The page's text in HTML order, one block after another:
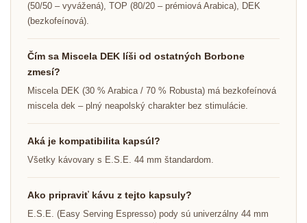
(50/50 – vyvážená), TOP (80/20 – prémiová Arabica), DEK
(bezkofeínová).
Čím sa Miscela DEK líši od ostatných Borbone
zmesí?
Miscela DEK (30 % Arabica / 70 % Robusta) má bezkofeínová
miscela dek – plný neapolský charakter bez stimulácie.
Aká je kompatibilita kapsúl?
Všetky kávovary s E.S.E. 44 mm štandardom.
Ako pripraviť kávu z tejto kapsuly?
E.S.E. (Easy Serving Espresso) pody sú univerzálny 44 mm